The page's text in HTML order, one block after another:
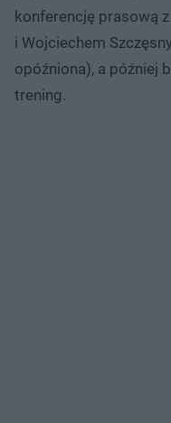
konferencję prasową
i Wojciechem
opóźniona), a później
trening.